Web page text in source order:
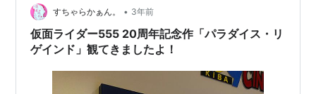
すちゃらかぁん。 • 3年前
仮面ライダー555 20周年記念作「パラダイス・リ
ゲインド」観てきましたよ！